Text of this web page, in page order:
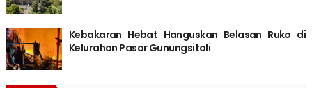
Kebakaran Hebat Hanguskan Belasan Ruko di
Kelurahan Pasar Gunungsitoli